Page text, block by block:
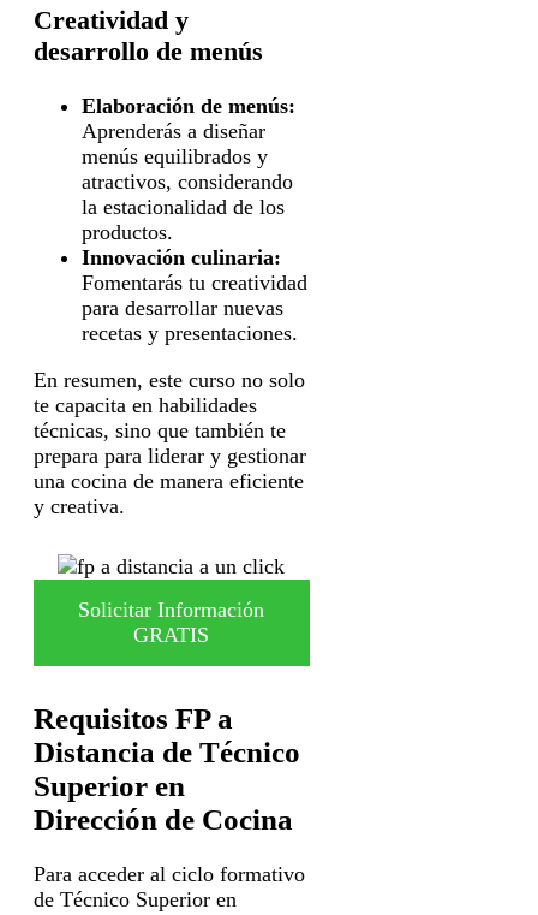
Creatividad y
desarrollo de menús
Elaboración de menús:
Aprenderás a diseñar
menús equilibrados y
atractivos, considerando
la estacionalidad de los
productos.
Innovación culinaria:
Fomentarás tu creatividad
para desarrollar nuevas
recetas y presentaciones.
En resumen, este curso no solo
te capacita en habilidades
técnicas, sino que también te
prepara para liderar y gestionar
una cocina de manera eficiente
y creativa.
Solicitar Información
GRATIS
Requisitos FP a
Distancia de Técnico
Superior en
Dirección de Cocina
Para acceder al ciclo formativo
de Técnico Superior en